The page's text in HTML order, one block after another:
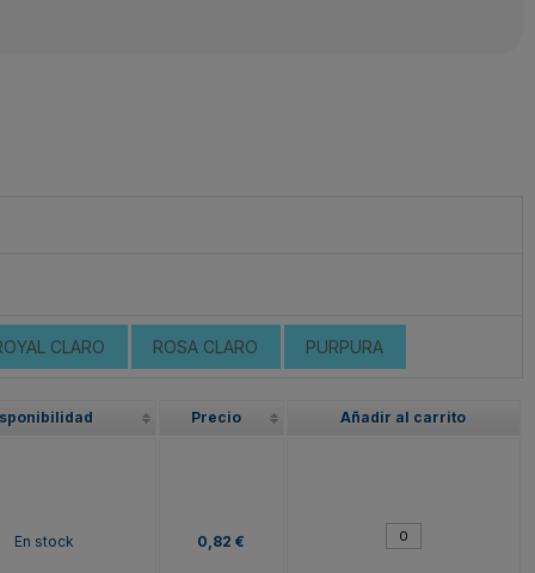
CLARO ROSA CLARO PURPURA
Precio Añadir al carrito
En stock 0,82 €